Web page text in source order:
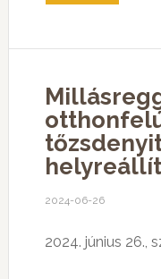
2024-06-26
2024. június 26.,